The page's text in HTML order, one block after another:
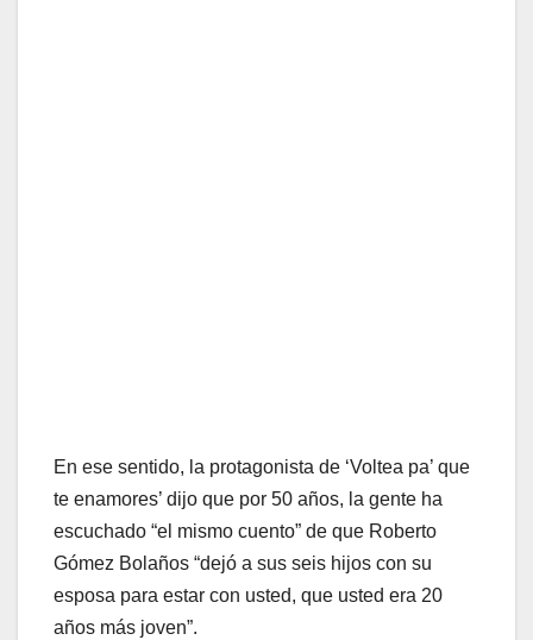
En ese sentido, la protagonista de ‘Voltea pa’ que
te enamores’ dijo que por 50 años, la gente ha
escuchado “el mismo cuento” de que Roberto
Gómez Bolaños “dejó a sus seis hijos con su
esposa para estar con usted, que usted era 20
años más joven”.